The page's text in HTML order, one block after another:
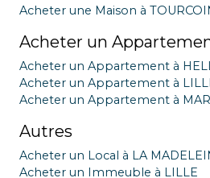
Acheter une Maison à
Acheter un
Acheter un Appartement à
Acheter un Appartement à
Acheter un Appartement à
Autres
Acheter un Local à LA
Acheter un Immeuble à LILLE